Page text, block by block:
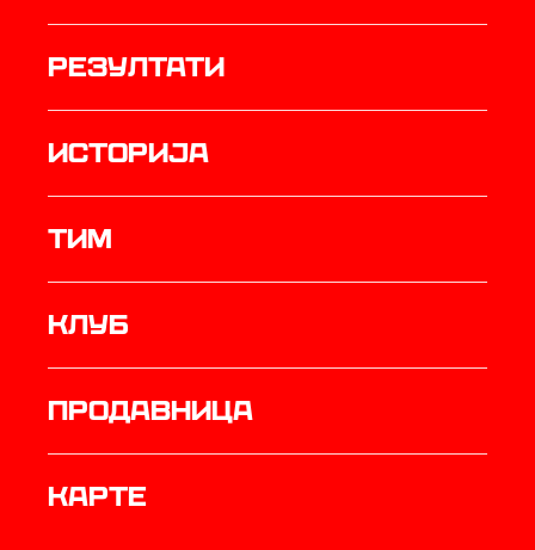
резултати
историја
ТИМ
Клуб
продавница
Карте